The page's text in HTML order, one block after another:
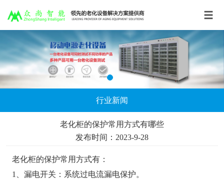
行业新闻
老化柜的保护常用方式有哪些
发布时间：2023-9-28
老化柜的保护常用方式有：
1、漏电开关：系统过电流漏电保护。